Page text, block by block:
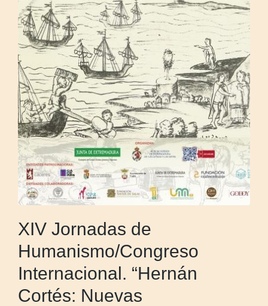
XIV Jornadas de
Humanismo/Congreso
Internacional. “Hernán
Cortés: Nuevas